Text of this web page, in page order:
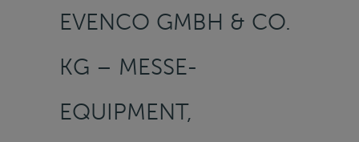
EVENCO GMBH & CO.
KG – MESSE-
EQUIPMENT,